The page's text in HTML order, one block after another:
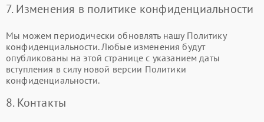
7. Изменения в политике конфиденциальности
Мы можем периодически обновлять нашу Политику
конфиденциальности. Любые изменения будут
опубликованы на этой странице с указанием даты
вступления в силу новой версии Политики
конфиденциальности.
8. Контакты